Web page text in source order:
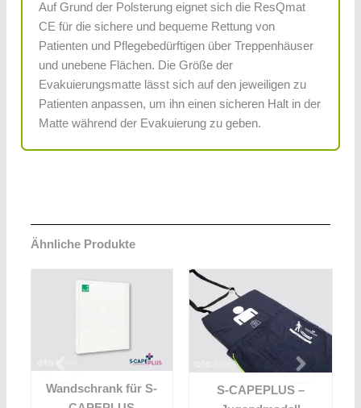
Auf Grund der Polsterung eignet sich die ResQmat
CE für die sichere und bequeme Rettung von
Patienten und Pflegebedürftigen über Treppenhäuser
und unebene Flächen. Die Größe der
Evakuierungsmatte lässt sich auf den jeweiligen zu
Patienten anpassen, um ihn einen sicheren Halt in der
Matte während der Evakuierung zu geben.
Ähnliche Produkte
Wandschrank für S-
S-CAPEPLUS –